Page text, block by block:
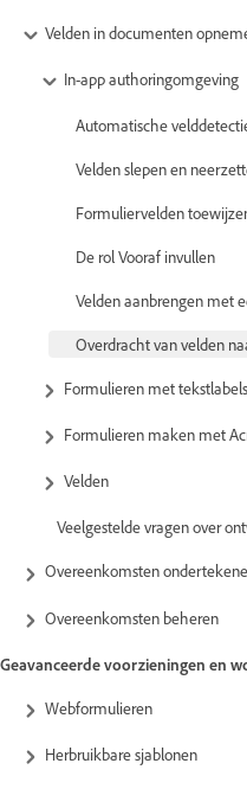
Velden in documenten
In-app authoringomgeving
Automatische
Velden slepen en
Formuliervelden
De rol Vooraf invullen
Velden aanbrengen met
Overdracht van velden
Formulieren met
Formulieren maken met
Velden
Veelgestelde vragen over
Overeenkomsten
Overeenkomsten beheren
Geavanceerde voorzieningen en
Webformulieren
Herbruikbare sjablonen